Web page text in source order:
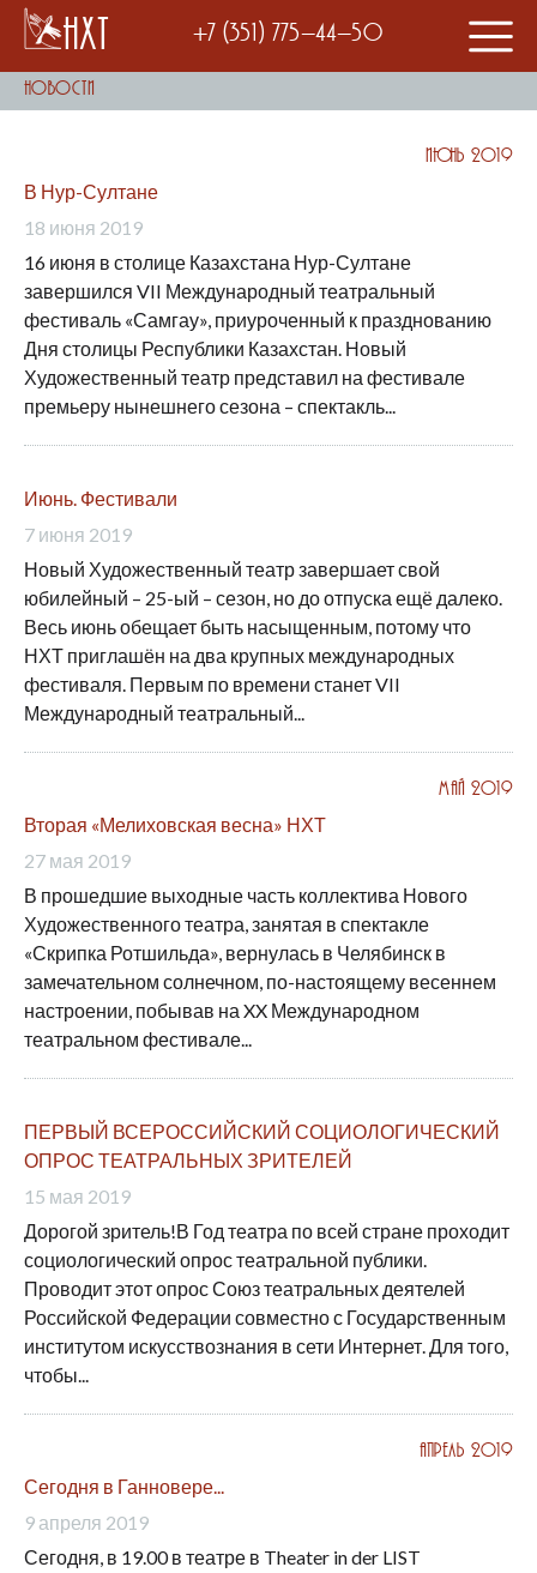
НХТ +7 (351) 775-44-50
Новости
Июнь 2019
В Нур-Султане
18 июня 2019
16 июня в столице Казахстана Нур-Султане
завершился VII Международный театральный
фестиваль «Самгау», приуроченный к празднованию
Дня столицы Республики Казахстан. Новый
Художественный театр представил на фестивале
премьеру нынешнего сезона – спектакль...
Июнь. Фестивали
7 июня 2019
Новый Художественный театр завершает свой
юбилейный – 25-ый – сезон, но до отпуска ещё далеко.
Весь июнь обещает быть насыщенным, потому что
НХТ приглашён на два крупных международных
фестиваля. Первым по времени станет VII
Международный театральный...
Май 2019
Вторая «Мелиховская весна» НХТ
27 мая 2019
В прошедшие выходные часть коллектива Нового
Художественного театра, занятая в спектакле
«Скрипка Ротшильда», вернулась в Челябинск в
замечательном солнечном, по-настоящему весеннем
настроении, побывав на XX Международном
театральном фестивале...
ПЕРВЫЙ ВСЕРОССИЙСКИЙ СОЦИОЛОГИЧЕСКИЙ
ОПРОС ТЕАТРАЛЬНЫХ ЗРИТЕЛЕЙ
15 мая 2019
Дорогой зритель!В Год театра по всей стране проходит
социологический опрос театральной публики.
Проводит этот опрос Союз театральных деятелей
Российской Федерации совместно с Государственным
институтом искусствознания в сети Интернет. Для того,
чтобы...
Апрель 2019
Сегодня в Ганновере...
9 апреля 2019
Сегодня, в 19.00 в театре в Theater in der LIST